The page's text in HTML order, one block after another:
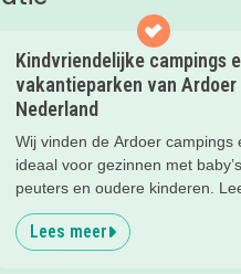
Kindvriendelijke campings
vakantieparken van Ardoer
Nederland
Wij vinden de Ardoer campings
ideaal voor gezinnen met
peuters en oudere kinderen.
waarom!
Lees meer